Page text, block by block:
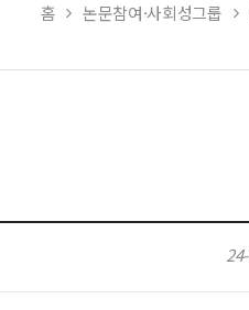
홈 논문참여·사회성그룹